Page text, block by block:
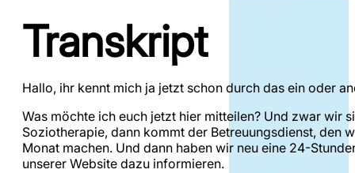
Transkript
Hallo, ihr kennt mich ja jetzt schon durch das ein oder
Was möchte ich euch jetzt hier mitteilen? Und zwar wir
Soziotherapie, dann kommt der Betreuungsdienst, den
Monat machen. Und dann haben wir neu eine 24-
unserer Website dazu informieren.